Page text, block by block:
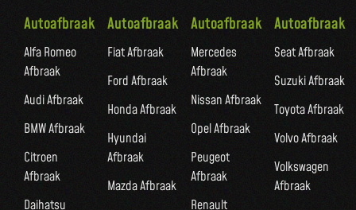
Autoafbraak
Alfa Romeo
Afbraak
Audi Afbraak
BMW Afbraak
Citroen
Afbraak
Daihatsu
Autoafbraak
Fiat Afbraak
Ford Afbraak
Honda Afbraak
Hyundai
Afbraak
Mazda Afbraak
Autoafbraak
Mercedes
Afbraak
Nissan Afbraak
Opel Afbraak
Peugeot
Afbraak
Renault
Autoafbraak
Seat Afbraak
Suzuki Afbraak
Toyota Afbraak
Volvo Afbraak
Volkswagen
Afbraak